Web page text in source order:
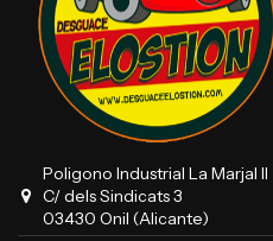
Poligono Industrial La Marjal II
C/ dels Sindicats 3
03430 Onil (Alicante)